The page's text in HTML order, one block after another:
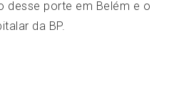
desse porte em Belém e o
da BP.